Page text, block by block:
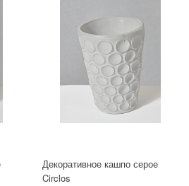
Декоративное кашпо серое
Circlos